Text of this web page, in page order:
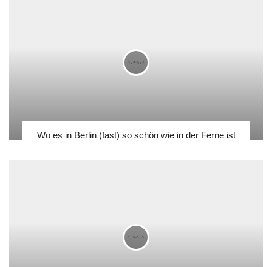
Wo es in Berlin (fast) so schön wie in der Ferne ist